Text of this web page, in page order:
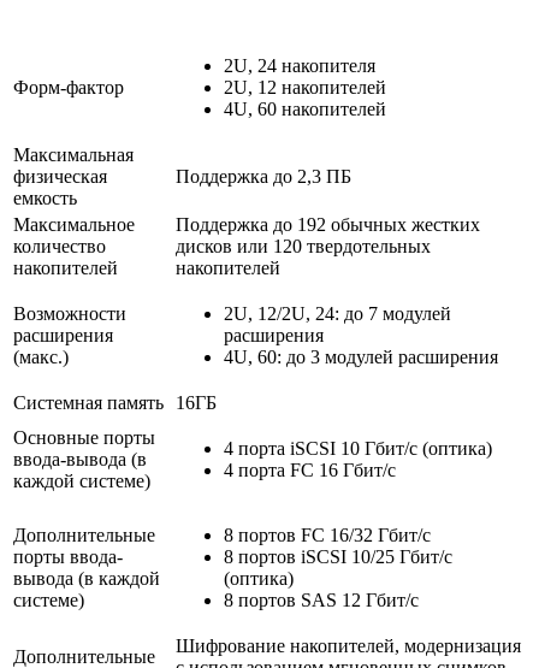
Форм-фактор
2U, 24 накопителя
2U, 12 накопителей
4U, 60 накопителей
Максимальная
физическая
емкость
Поддержка до 2,3 ПБ
Максимальное
количество
накопителей
Поддержка до 192 обычных жестких
дисков или 120 твердотельных
накопителей
Возможности
расширения
(макс.)
2U, 12/2U, 24: до 7 модулей
расширения
4U, 60: до 3 модулей расширения
Системная память
16ГБ
Основные порты
ввода-вывода (в
каждой системе)
4 порта iSCSI 10 Гбит/с (оптика)
4 порта FC 16 Гбит/с
Дополнительные
порты ввода-
вывода (в каждой
системе)
8 портов FC 16/32 Гбит/с
8 портов iSCSI 10/25 Гбит/с
(оптика)
8 портов SAS 12 Гбит/с
Дополнительные
Шифрование накопителей, модернизация